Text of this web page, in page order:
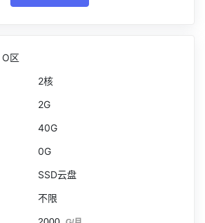
区
2核
2G
40G
0G
SSD云盘
不限